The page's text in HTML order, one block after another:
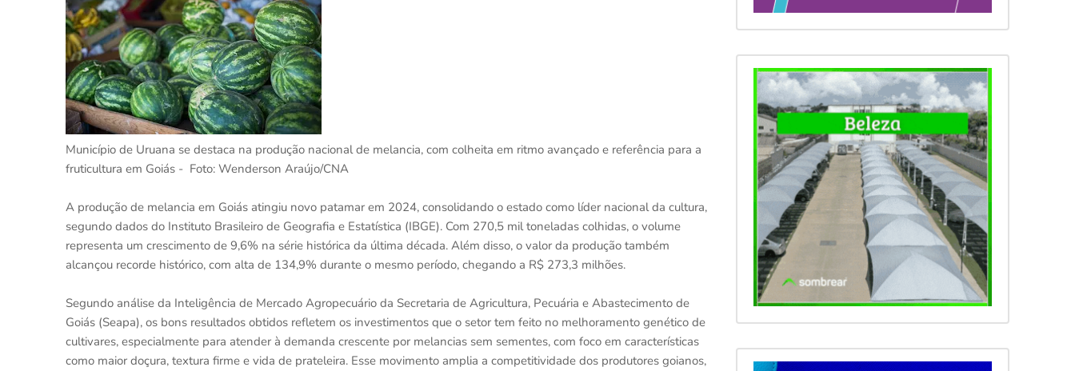
Município de Uruana se destaca na produção nacional de melancia, com colheita em ritmo avançado e referência para a
fruticultura em Goiás - Foto: Wenderson Araújo/CNA
A produção de melancia em Goiás atingiu novo patamar em 2024, consolidando o estado como líder nacional da cultura,
segundo dados do Instituto Brasileiro de Geografia e Estatística (IBGE). Com 270,5 mil toneladas colhidas, o volume
representa um crescimento de 9,6% na série histórica da última década. Além disso, o valor da produção também
alcançou recorde histórico, com alta de 134,9% durante o mesmo período, chegando a R$ 273,3 milhões.
Segundo análise da Inteligência de Mercado Agropecuário da Secretaria de Agricultura, Pecuária e Abastecimento de
Goiás (Seapa), os bons resultados obtidos refletem os investimentos que o setor tem feito no melhoramento genético de
cultivares, especialmente para atender à demanda crescente por melancias sem sementes, com foco em características
como maior doçura, textura firme e vida de prateleira. Esse movimento amplia a competitividade dos produtores goianos,